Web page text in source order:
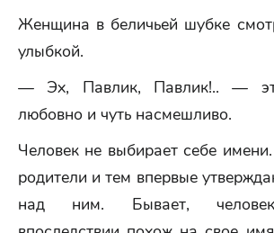
Женщина в беличьей шубке
улыбкой.
— Эх, Павлик, Павлик!.. —
любовно и чуть насмешливо.
Человек не выбирает себе
родители и тем впервые
над ним. Бывает, человек